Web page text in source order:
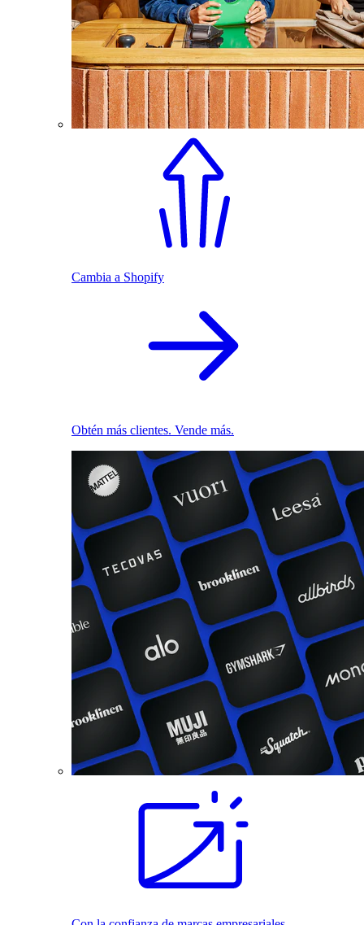
Cambia a Shopify
Obtén más clientes. Vende más.